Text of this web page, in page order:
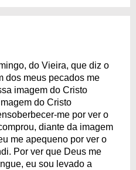
do Vieira, que diz o
dos meus pecados me
imagem do Cristo
do Cristo
me por ver o
diante da imagem
me apequeno por ver o
Por ver que Deus me
eu sou levado a